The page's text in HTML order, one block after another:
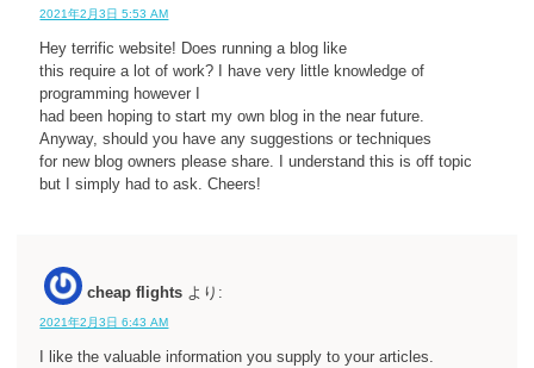
2021年2月3日 5:53 AM
Hey terrific website! Does running a blog like
this require a lot of work? I have very little knowledge of
programming however I
had been hoping to start my own blog in the near future.
Anyway, should you have any suggestions or techniques
for new blog owners please share. I understand this is off topic
but I simply had to ask. Cheers!
cheap flights より:
2021年2月3日 6:43 AM
I like the valuable information you supply to your articles.